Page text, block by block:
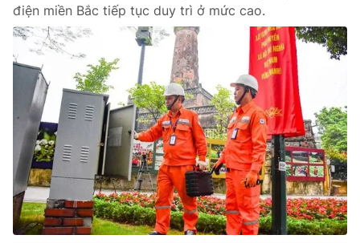
điện miền Bắc tiếp tục duy trì ở mức cao.